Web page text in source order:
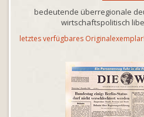
bedeutende überregionale
wirtschaftspolitisch
letztes verfügbares Originalexemplar!